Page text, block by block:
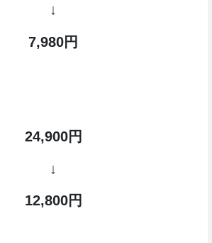
↓
7,980円
24,900円
↓
12,800円